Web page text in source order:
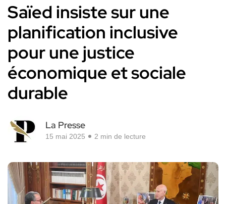
Saïed insiste sur une
planification inclusive
pour une justice
économique et sociale
durable
La Presse
15 mai 2025 2 min de lecture